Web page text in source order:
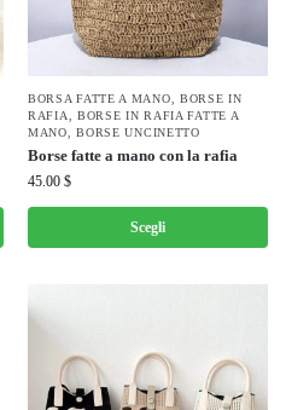
BORSA FATTE A MANO ,BORSE IN
RAFIA
BORSE IN RAFIA FATTE A
MANO ,BORSE UNCINETTO
Borse fatte a mano con la rafia
45.00 $
Scegli